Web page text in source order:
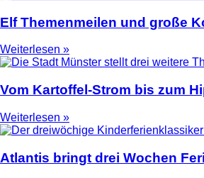
Elf Themenmeilen und große
Weiterlesen »
Vom Kartoffel-Strom bis zum
Weiterlesen »
Atlantis bringt drei Wochen